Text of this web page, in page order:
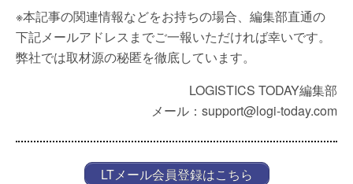
※本記事の関連情報などをお持ちの場合、編集部直通の
下記メールアドレスまでご一報いただければ幸いです。
弊社では取材源の秘匿を徹底しています。
LOGISTICS TODAY編集部
メール：support@logi-today.com
LTメール会員登録はこちら